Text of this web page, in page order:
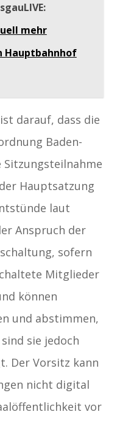
mehr
Hauptbahnhof
darauf, dass die
Baden-
Hauptsatzung
laut
Anspruch der
sofern
Mitglieder
können
und abstimmen,
sie jedoch
Der Vorsitz kann
nicht digital
vor